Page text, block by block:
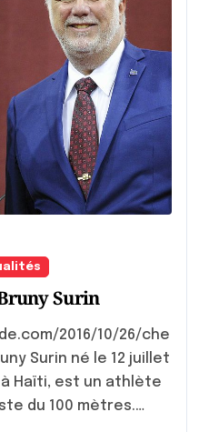
Surin
Surin né le 12 juillet
à Haïti, est un athlète
du 100 mètres.…